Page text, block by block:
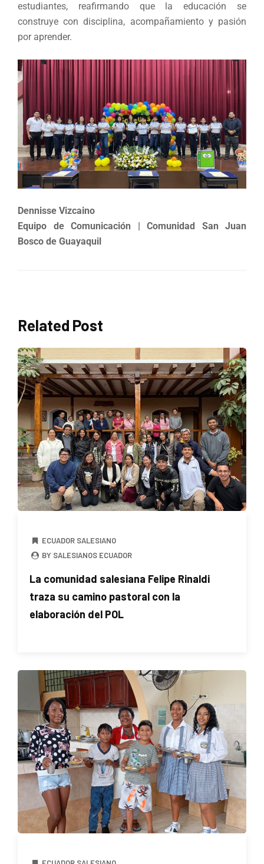
estudiantes, reafirmando que la educación se
construye con disciplina, acompañamiento y pasión
por aprender.
Dennisse Vizcaino
Equipo de Comunicación | Comunidad San Juan
Bosco de Guayaquil
Related Post
ECUADOR SALESIANO
BY SALESIANOS ECUADOR
La comunidad salesiana Felipe Rinaldi
traza su camino pastoral con la
elaboración del POL